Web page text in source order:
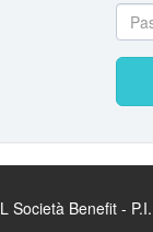
Benefit -